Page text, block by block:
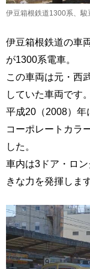
伊豆箱根鉄道1300系、駿
伊豆箱根鉄道の車
が1300系電車。
この車両は元・西
していた車両です。
平成20（2008）年
コーポレートカラ
した。
車内は3ドア・ロ
きな力を発揮します